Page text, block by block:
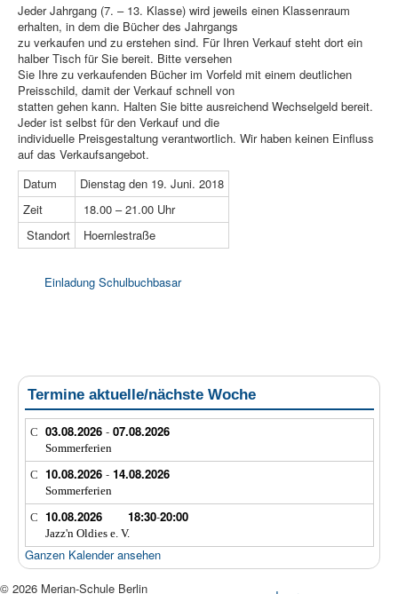
Jeder Jahrgang (7. – 13. Klasse) wird jeweils einen Klassenraum
erhalten, in dem die Bücher des Jahrgangs
zu verkaufen und zu erstehen sind. Für Ihren Verkauf steht dort ein
halber Tisch für Sie bereit. Bitte versehen
Sie Ihre zu verkaufenden Bücher im Vorfeld mit einem deutlichen
Preisschild, damit der Verkauf schnell von
statten gehen kann. Halten Sie bitte ausreichend Wechselgeld bereit.
Jeder ist selbst für den Verkauf und die
individuelle Preisgestaltung verantwortlich. Wir haben keinen Einfluss
auf das Verkaufsangebot.
Datum
Dienstag den 19. Juni. 2018
Zeit
18.00 – 21.00 Uhr
Standort
Hoernlestraße
Einladung Schulbuchbasar
Termine aktuelle/nächste Woche
03.08.2026- 07.08.2026
Sommerferien
10.08.2026- 14.08.2026
Sommerferien
10.08.2026 18:30-20:00
Jazz'n Oldies e. V.
Ganzen Kalender ansehen
© 2026 Merian-Schule Berlin